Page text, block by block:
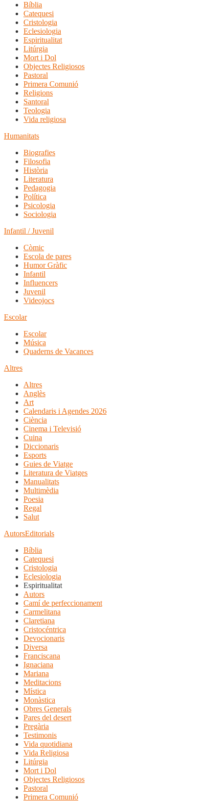
Bíblia
Catequesi
Cristologia
Eclesiologia
Espiritualitat
Litúrgia
Mort i Dol
Objectes Religiosos
Pastoral
Primera Comunió
Religions
Santoral
Teologia
Vida religiosa
Humanitats
Biografies
Filosofia
Història
Literatura
Pedagogia
Política
Psicologia
Sociologia
Infantil / Juvenil
Còmic
Escola de pares
Humor Gràfic
Infantil
Influencers
Juvenil
Videojocs
Escolar
Escolar
Música
Quaderns de Vacances
Altres
Altres
Anglès
Art
Calendaris i Agendes 2026
Ciència
Cinema i Televisió
Cuina
Diccionaris
Esports
Guies de Viatge
Literatura de Viatges
Manualitats
Multimèdia
Poesia
Regal
Salut
AutorsEditorials
Bíblia
Catequesi
Cristologia
Eclesiologia
Espiritualitat
Autors
Camí de perfeccionament
Carmelitana
Claretiana
Cristocéntrica
Devocionaris
Diversa
Franciscana
Ignaciana
Mariana
Meditacions
Mística
Monàstica
Obres Generals
Pares del desert
Pregària
Testimonis
Vida quotidiana
Vida Religiosa
Litúrgia
Mort i Dol
Objectes Religiosos
Pastoral
Primera Comunió